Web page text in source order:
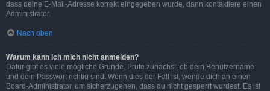
dass deine E-Mail-Adresse korrekt eingegeben wurde, dann kontaktiere einen
Administrator.
Nach oben
Warum kann ich mich nicht anmelden?
Dafür gibt es viele mögliche Gründe. Prüfe zunächst, ob dein Benutzername
und dein Passwort richtig sind. Wenn dies der Fall ist, wende dich an einen
Board-Administrator, um sicherzugehen, dass du nicht gesperrt wurdest. Es ist